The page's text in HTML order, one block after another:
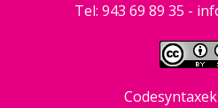
Tel: 943 69 89 35 -